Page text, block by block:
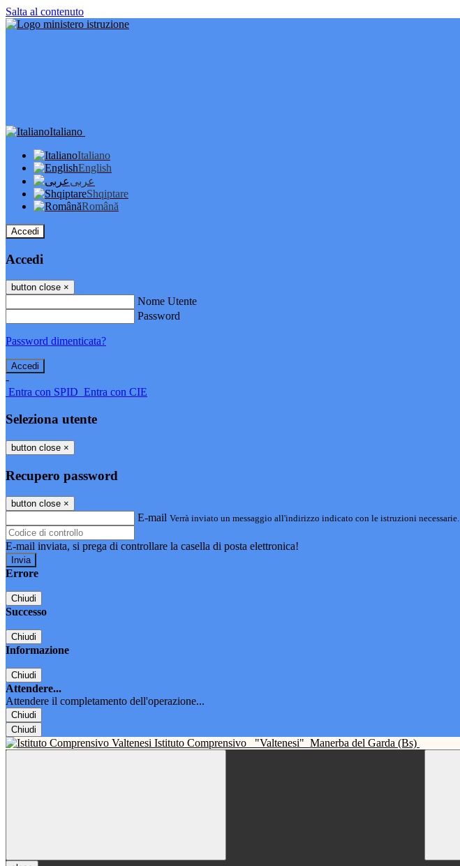
Salta al contenuto
Italiano
Italiano
English
عربى
Shqiptare
Română
Accedi
Accedi
button close ×
Nome Utente
Password
Password dimenticata?
-
Entra con SPID Entra con CIE
Seleziona utente
button close ×
Recupero password
button close ×
E-mail Verrà inviato un messaggio all'indirizzo indicato con le istruzioni necessarie.
E-mail inviata, si prega di controllare la casella di posta elettronica!
Errore
Chiudi
Successo
Chiudi
Informazione
Chiudi
Attendere...
Attendere il completamento dell'operazione...
Chiudi
Chiudi
Istituto Comprensivo "Valtenesi" Manerba del Garda (Bs)